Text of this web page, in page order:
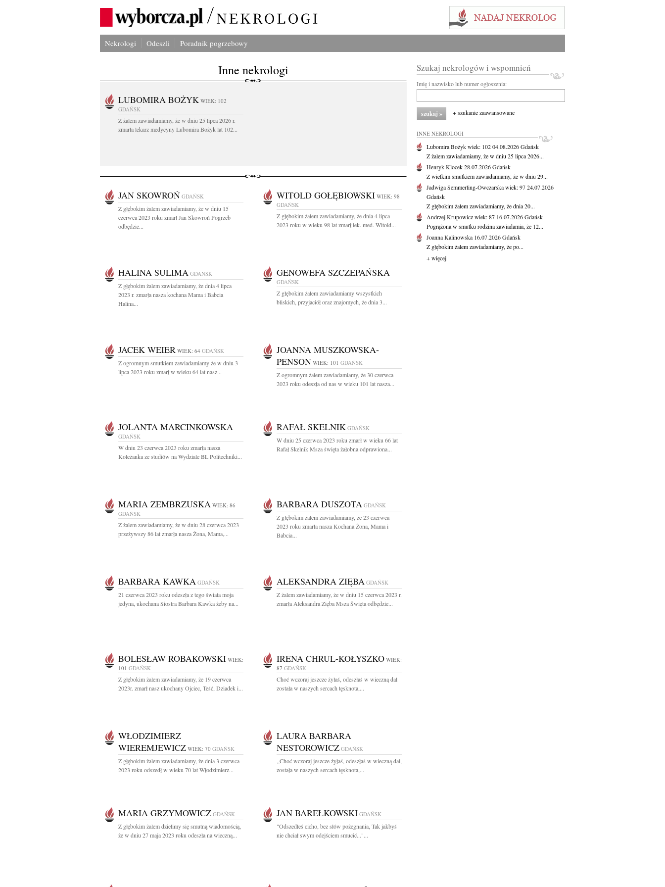
Nekrologi Odeszli Poradnik pogrzebowy
Inne nekrologi
LUBOMIRA BOŻYK WIEK: 102
GDAŃSK
Z żalem zawiadamiamy, że w dniu 25 lipca 2026 r.
zmarła lekarz medycyny Lubomira Bożyk lat 102...
JAN SKOWROŃ GDAŃSK
Z głębokim żalem zawiadamiamy, że w dniu 15
czerwca 2023 roku zmarł Jan Skowroń Pogrzeb
odbędzie...
WITOLD GOŁĘBIOWSKI WIEK: 98
GDAŃSK
Z głębokim żalem zawiadamiamy, że dnia 4 lipca
2023 roku w wieku 98 lat zmarł lek. med. Witold...
HALINA SULIMA GDAŃSK
Z głębokim żalem zawiadamiamy, że dnia 4 lipca
2023 r. zmarła nasza kochana Mama i Babcia
Halina...
GENOWEFA SZCZEPAŃSKA
GDAŃSK
Z głębokim żalem zawiadamiamy wszystkich
bliskich, przyjaciół oraz znajomych, że dnia 3...
JACEK WEIER WIEK: 64 GDAŃSK
Z ogromnym smutkiem zawiadamiamy że w dniu 3
lipca 2023 roku zmarł w wieku 64 lat nasz...
JOANNA MUSZKOWSKA-
PENSON WIEK: 101 GDAŃSK
Z ogromnym żalem zawiadamiamy, że 30 czerwca
2023 roku odeszła od nas w wieku 101 lat nasza...
JOLANTA MARCINKOWSKA
GDAŃSK
W dniu 23 czerwca 2023 roku zmarła nasza
Koleżanka ze studiów na Wydziale BL Politechniki...
RAFAŁ SKELNIK GDAŃSK
W dniu 25 czerwca 2023 roku zmarł w wieku 66 lat
Rafał Skelnik Msza święta żałobna odprawiona...
MARIA ZEMBRZUSKA WIEK: 86
GDAŃSK
Z żalem zawiadamiamy, że w dniu 28 czerwca 2023
przeżywszy 86 lat zmarła nasza Żona, Mama,...
BARBARA DUSZOTA GDAŃSK
Z głębokim żalem zawiadamiamy, że 23 czerwca
2023 roku zmarła nasza Kochana Żona, Mama i
Babcia...
BARBARA KAWKA GDAŃSK
21 czerwca 2023 roku odeszła z tego świata moja
jedyna, ukochana Siostra Barbara Kawka żeby na...
ALEKSANDRA ZIĘBA GDAŃSK
Z żalem zawiadamiamy, że w dniu 15 czerwca 2023 r.
zmarła Aleksandra Zięba Msza Święta odbędzie...
BOLESŁAW ROBAKOWSKI WIEK:
101 GDAŃSK
Z głębokim żalem zawiadamiamy, że 19 czerwca
2023r. zmarł nasz ukochany Ojciec, Teść, Dziadek i...
IRENA CHRUL-KOŁYSZKO WIEK:
87 GDAŃSK
Choć wczoraj jeszcze żyłaś, odeszłaś w wieczną dal
została w naszych sercach tęsknota,...
WŁODZIMIERZ
WIEREMJEWICZ WIEK: 70 GDAŃSK
Z głębokim żalem zawiadamiamy, że dnia 3 czerwca
2023 roku odszedł w wieku 70 lat Włodzimierz...
LAURA BARBARA
NESTOROWICZ GDAŃSK
,,Choć wczoraj jeszcze żyłaś, odeszłaś w wieczną dal,
została w naszych sercach tęsknota,...
MARIA GRZYMOWICZ GDAŃSK
Z głębokim żalem dzielimy się smutną wiadomością,
że w dniu 27 maja 2023 roku odeszła na wieczną...
JAN BAREŁKOWSKI GDAŃSK
"Odszedłeś cicho, bez słów pożegnania, Tak jakbyś
nie chciał swym odejściem smucić..."...
Szukaj nekrologów i wspomnień
Imię i nazwisko lub numer ogłoszenia:
+ szukanie zaawansowane
INNE NEKROLOGI
Lubomira Bożykwiek: 10204.08.2026Gdańsk
Z żalem zawiadamiamy, że w dniu 25 lipca 2026...
Henryk Klocek28.07.2026Gdańsk
Z wielkim smutkiem zawiadamiamy, że w dniu 29...
Jadwiga Semmerling-Owczarskawiek: 9724.07.2026
Gdańsk
Z głębokim żalem zawiadamiamy, że dnia 20...
Andrzej Krupowiczwiek: 87 16.07.2026Gdańsk
Pogrążona w smutku rodzina zawiadamia, że 12...
Joanna Kalinowska 16.07.2026Gdańsk
Z głębokim żalem zawiadamiamy, że po...
+ więcej